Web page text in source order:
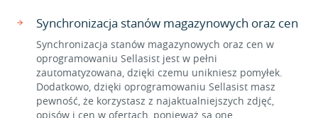
Synchronizacja stanów magazynowych oraz cen
Synchronizacja stanów magazynowych oraz cen w
oprogramowaniu Sellasist jest w pełni
zautomatyzowana, dzięki czemu unikniesz pomyłek.
Dodatkowo, dzięki oprogramowaniu Sellasist masz
pewność, że korzystasz z najaktualniejszych zdjęć,
opisów i cen w ofertach, ponieważ są one